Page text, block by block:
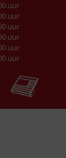
uur
uur
uur
uur
uur
uur